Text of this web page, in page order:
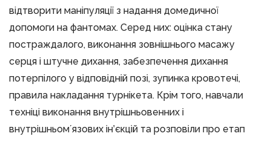
відтворити маніпуляції з надання домедичної
допомоги на фантомах. Серед них: оцінка стану
постраждалого, виконання зовнішнього масажу
серця і штучне дихання, забезпечення дихання
потерпілого у відповідній позі, зупинка кровотечі,
правила накладання турнікета. Крім того, навчали
техніці виконання внутрішньовенних і
внутрішньомʼязових ін’єкцій та розповіли про етап